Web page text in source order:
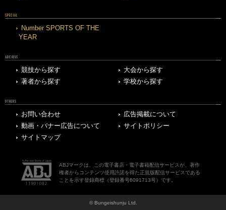
SPECIAL
Number SPORTS OF THE
YEAR
ARCHIVE
競技から探す
大会から探す
著者から探す
学校から探す
OTHERS
お問い合わせ
広告掲載について
動画・バナー広告について
サイトポリシー
サイトマップ
ABJマークは、この電子書店・電子書籍配信サービスが、著作
権者からコンテンツ使用許諾を得た正規版配信サービスである
ことを示す登録商標（登録番号6091713号）です。
© Bungeishunju Ltd.